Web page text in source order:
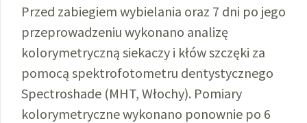
Przed zabiegiem wybielania oraz 7 dni po jego
przeprowadzeniu wykonano analizę
kolorymetryczną siekaczy i kłów szczęki za
pomocą spektrofotometru dentystycznego
Spectroshade (MHT, Włochy). Pomiary
kolorymetryczne wykonano ponownie po 6